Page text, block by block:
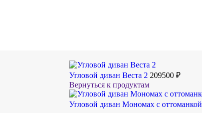
Угловой диван Веста 2 209500 ₽
Вернуться к продуктам
Угловой диван Мономах с оттоманкой